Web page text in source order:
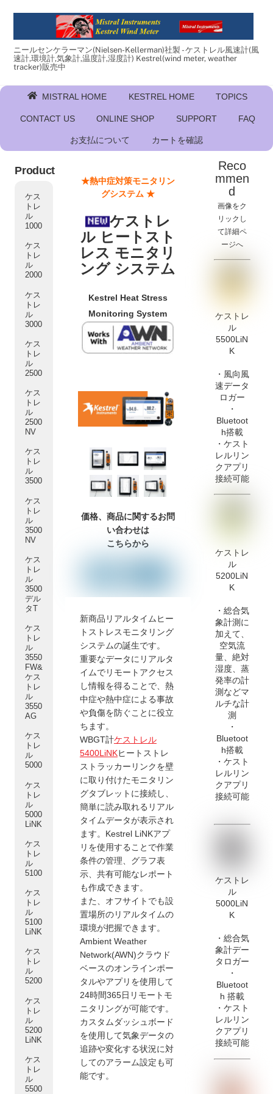
content
ニールセンケラーマン(Nielsen-Kellerman)社製 - ケストレル風速計(風
速計,環境計,気象計,温度計,湿度計) Kestrel(wind meter, weather
tracker)販売中
MISTRAL HOME KESTREL HOME TOPICS
CONTACT US ONLINE SHOP SUPPORT FAQ
お支払について カートを確認
Product
ケス
トレ
ル
1000
ケス
トレ
ル
2000
ケス
トレ
ル
3000
ケス
トレ
ル
2500
ケス
トレ
ル
2500
NV
ケス
トレ
ル
3500
ケス
トレ
ル
3500
NV
ケス
トレ
ル
3500
デル
タT
ケス
トレ
ル
3550
FW&
ケス
トレ
ル
3550
AG
ケス
トレ
ル
5000
ケス
トレ
ル
5000
LiNK
ケス
トレ
ル
5100
ケス
トレ
ル
5100
LiNK
ケス
トレ
ル
5200
ケス
トレ
ル
5200
LiNK
ケス
トレ
ル
5500
★熱中症対策モニタリン
グシステム ★
ケストレ
ル ヒートスト
レス モニタリ
ング システム
Kestrel Heat Stress
Monitoring System
価格、商品に関するお問
い合わせは
こちらから
新商品リアルタイムヒー
トストレスモニタリング
システムの誕生です。
重要なデータにリアルタ
イムでリモートアクセス
し情報を得ることで、熱
中症や熱中症による事故
や負傷を防ぐことに役立
ちます。
WBGT計ケストレル
5400LiNKヒートストレ
ストラッカーリンクを壁
に取り付けたモニタリン
グタブレットに接続し、
簡単に読み取れるリアル
タイムデータが表示され
ます。Kestrel LiNKアプ
リを使用することで作業
条件の管理、グラフ表
示、共有可能なレポート
も作成できます。
また、オフサイトでも設
置場所のリアルタイムの
環境が把握できます。
Ambient Weather
Network(AWN)クラウド
ベースのオンラインポー
タルやアプリを使用して
24時間365日 リ モートモ
ニタリングが可能です。
カスタムダッシュボード
を使用して気象データの
追跡や変化する状況に対
してのアラーム設定も可
能です。
Reco
mmen
d
画像をク
リックし
て詳細ペ
ージへ
ケストレ
ル
5500LiN
K
・風向風
速データ
ロガー
・
Bluetoot
h搭載
・ケスト
レルリン
クアプリ
接続可能
ケストレ
ル
5200LiN
K
・総合気
象計測に
加えて、
空気流
量、絶対
湿度、蒸
発率の計
測などマ
ルチな計
測
・
Bluetoot
h搭載
・ケスト
レルリン
クアプリ
接続可能
ケストレ
ル
5000LiN
K
・総合気
象計デー
タロガー
・
Bluetoot
h 搭載
・ケスト
レルリン
クアプリ
接続可能